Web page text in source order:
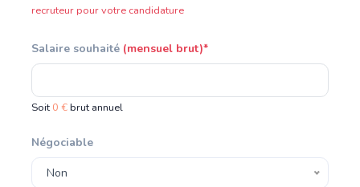
recruteur pour votre candidature
Salaire souhaité (mensuel brut)*
Soit 0 €brut annuel
Négociable
Non